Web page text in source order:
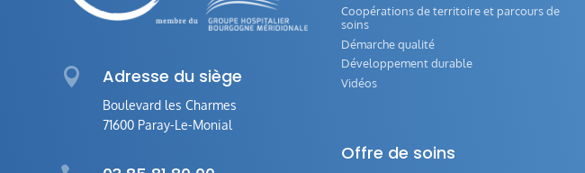
 Adresse du siège
Boulevard les Charmes
71600 Paray-Le-Monial
Coopérations de territoire et parcours de
soins
Démarche qualité
Développement durable
Vidéos
Offre de soins